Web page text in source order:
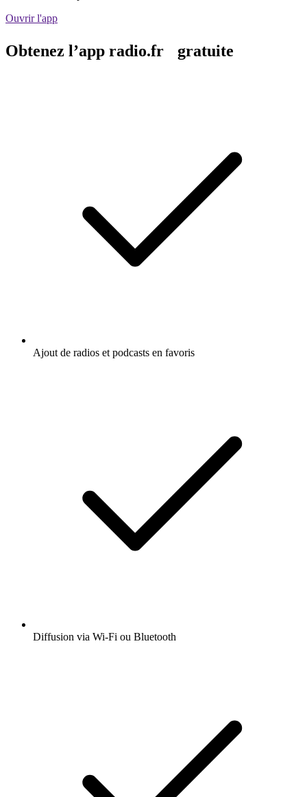
Ouvrir l'app
Obtenez l’app radio.fr gratuite
Ajout de radios et podcasts en favoris
Diffusion via Wi-Fi ou Bluetooth